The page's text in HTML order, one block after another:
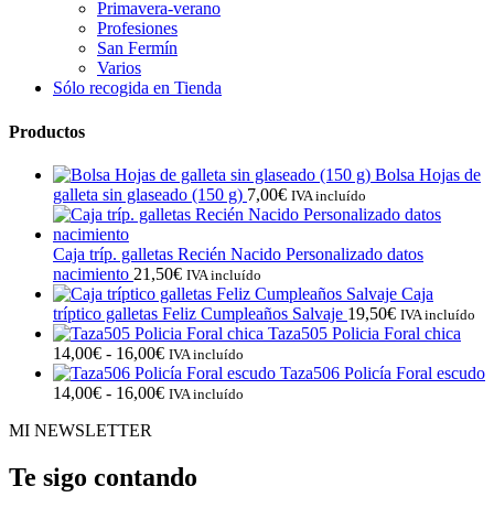
Primavera-verano
Profesiones
San Fermín
Varios
Sólo recogida en Tienda
Productos
Bolsa Hojas de
galleta sin glaseado (150 g) 7,00€ IVA incluído
Caja tríp. galletas Recién Nacido Personalizado datos
nacimiento 21,50€ IVA incluído
Caja
tríptico galletas Feliz Cumpleaños Salvaje 19,50€ IVA incluído
Taza505 Policia Foral chica
14,00€ - 16,00€Rango
de
precios:
16,00€
IVA incluído
Taza506 Policía Foral escudo
14,00€ - 16,00€Rango
14,00€
hasta
IVA incluído
MI NEWSLETTER
Te sigo contando